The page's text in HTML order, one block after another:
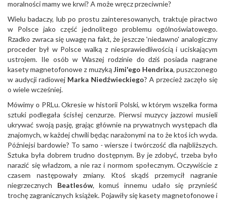
moralności mamy we krwi? A może wręcz przeciwnie?
Wielu badaczy, lub po prostu zainteresowanych, traktuje piractwo
w Polsce jako część jednolitego problemu ogólnoświatowego.
Rzadko zwraca się uwagę na fakt, że jeszcze 'niedawno' analogiczny
proceder był w Polsce walką z niesprawiedliwością i uciskającym
ustrojem. Ile osób w Waszej rodzinie do dziś posiada nagrane
kasety magnetofonowe z muzykąJimi'ego Hendrixa, puszczonego
w audycji radiowej Marka Niedźwieckiego? A przecież zaczęło się
o wiele wcześniej.
Mówimy o PRLu. Okresie w historii Polski, w którym wszelka forma
sztuki podlegała ścisłej cenzurze. Pierwsi muzycy jazzowi musieli
ukrywać swoją pasję, grając głównie na prywatnych występach dla
znajomych, w każdej chwili będąc narażonymi na to że ktoś ich wyda.
Późniejsi bardowie? To samo - wiersze i twórczość dla najbliższych.
Sztuka była dobrem trudno dostępnym. By je zdobyć, trzeba było
narazić się władzom, a nie raz i normom społecznym. Oczywiście z
czasem następowały zmiany. Ktoś skądś przemycił nagranie
niegrzecznych Beatlesów, komuś innemu udało się przynieść
trochę zagranicznych książek. Pojawiły się kasety magnetofonowe i